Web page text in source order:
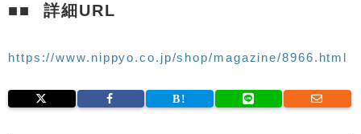
詳細URL
https://www.nippyo.co.jp/shop/magazine/8966.html